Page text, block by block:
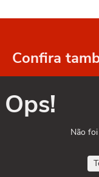
Confira
Ops!
Não